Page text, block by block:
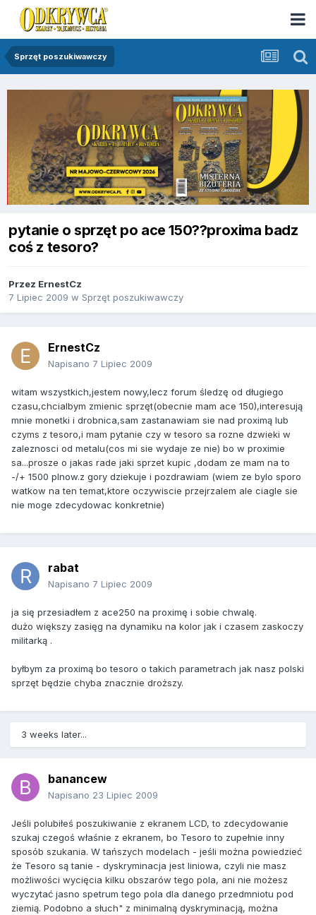
Sprzęt poszukiwawczy
pytanie o sprzęt po ace 150??proxima badz
coś z tesoro?
Przez ErnestCz
7 Lipiec 2009 w Sprzęt poszukiwawczy
ErnestCz
Napisano 7 Lipiec 2009
witam wszystkich,jestem nowy,lecz forum śledzę od długiego
czasu,chcialbym zmienic sprzęt(obecnie mam ace 150),interesują
mnie monetki i drobnica,sam zastanawiam sie nad proximą lub
czyms z tesoro,i mam pytanie czy w tesoro sa rozne dzwieki w
zaleznosci od metalu(cos mi sie wydaje ze nie) bo w proximie
sa...prosze o jakas rade jaki sprzet kupic ,dodam ze mam na to
-/+ 1500 plnow.z gory dziekuje i pozdrawiam (wiem ze bylo sporo
watkow na ten temat,ktore oczywiscie przejrzalem ale ciagle sie
nie moge zdecydowac konkretnie)
rabat
Napisano 7 Lipiec 2009
ja się przesiadłem z ace250 na proximę i sobie chwalę.
dużo większy zasięg na dynamiku na kolor jak i czasem zaskoczy
militarką .
byłbym za proximą bo tesoro o takich parametrach jak nasz polski
sprzęt będzie chyba znacznie droższy.
3 weeks later...
banancew
Napisano 23 Lipiec 2009
Jeśli polubiłeś poszukiwanie z ekranem LCD, to zdecydowanie
szukaj czegoś właśnie z ekranem, bo Tesoro to zupełnie inny
sposób szukania. W tańszych modelach - jeśli można powiedzieć
że Tesoro są tanie - dyskryminacja jest liniowa, czyli nie masz
możliwości wycięcia kilku obszarów tego pola, ani nie możesz
wyczytać jasno spetrum tego pola dla danego przedmniotu pod
ziemią. Podobno a słuch" z minimalną dyskryminacją, można